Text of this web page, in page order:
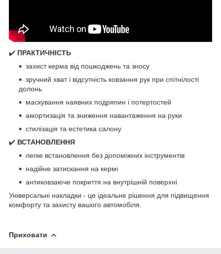
✔️ ПРАКТИЧНІСТЬ
захист керма від пошкоджень та зносу
зручний хват і відсутність ковзання рук при спітнілості
долонь
маскування наявних подряпин і потертостей
амортизація та зниження навантаження на руки
стилізація та естетика салону
✔️ ВСТАНОВЛЕННЯ
легке встановлення без допоміжних інструментів
надійне затискання на кермі
антиковзаюче покриття на внутрішній поверхні
Універсальні накладки - це ідеальне рішення для підвищення
комфорту та захисту вашого автомобіля.
Приховати